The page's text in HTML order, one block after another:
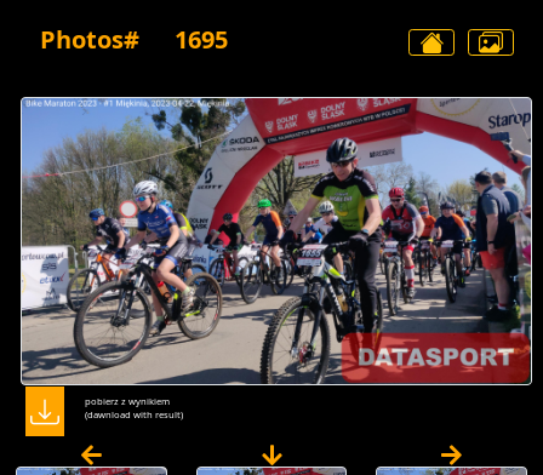
Photos# 1695
pobierz z wynikiem
(dawnload with result)